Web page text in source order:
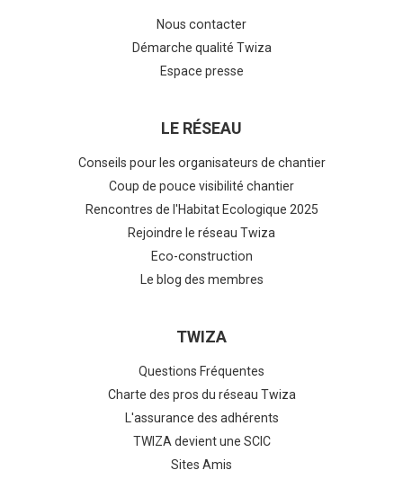
Nous contacter
Démarche qualité Twiza
Espace presse
LE RÉSEAU
Conseils pour les organisateurs de chantier
Coup de pouce visibilité chantier
Rencontres de l'Habitat Ecologique 2025
Rejoindre le réseau Twiza
Eco-construction
Le blog des membres
TWIZA
Questions Fréquentes
Charte des pros du réseau Twiza
L'assurance des adhérents
TWIZA devient une SCIC
Sites Amis